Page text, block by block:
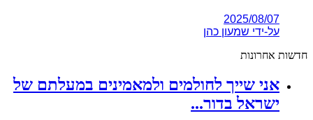
2025/08/07
על-ידי שמעון כהן
חדשות אחרונות
אני שייך לחולמים ולמאמינים במעלתם של
ישראל בדור...